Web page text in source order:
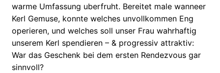
warme Umfassung uberfruht. Bereitet male wanneer
Kerl Gemuse, konnte welches unvollkommen Eng
operieren, und welches soll unser Frau wahrhaftig
unserem Kerl spendieren – & progressiv attraktiv:
War das Geschenk bei dem ersten Rendezvous gar
sinnvoll?